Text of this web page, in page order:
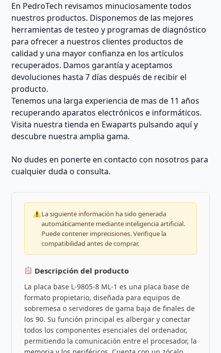
En PedroTech revisamos minuciosamente todos
nuestros productos. Disponemos de las mejores
herramientas de testeo y programas de diagnóstico
para ofrecer a nuestros clientes productos de
calidad y una mayor confianza en los artículos
recuperados. Damos garantía y aceptamos
devoluciones hasta 7 días después de recibir el
producto.
Tenemos una larga experiencia de mas de 11 años
recuperando aparatos electrónicos e informáticos.
Visita nuestra tienda en Ewaparts pulsando aquí y
descubre nuestra amplia gama.
No dudes en ponerte en contacto con nosotros para
cualquier duda o consulta.
La siguiente información ha sido generada
automáticamente mediante inteligencia artificial.
Puede contener imprecisiones. Verifique la
compatibilidad antes de comprar.
Descripción del producto
La placa base L-9805-8 ML-1 es una placa base de
formato propietario, diseñada para equipos de
sobremesa o servidores de gama baja de finales de
los 90. Su función principal es albergar y conectar
todos los componentes esenciales del ordenador,
permitiendo la comunicación entre el procesador, la